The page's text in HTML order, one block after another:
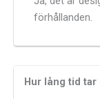
förhållanden.
Hur lång tid